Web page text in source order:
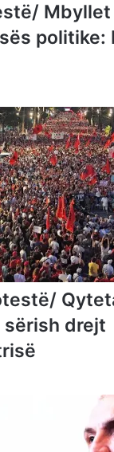
politike:
sërish drejt